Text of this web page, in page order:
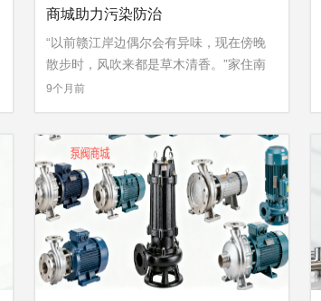
商城助力污染防治
“以前赣江岸边偶尔会有异味，现在傍晚
散步时，风吹来都是草木清香。”家住南
...
»
9个月前